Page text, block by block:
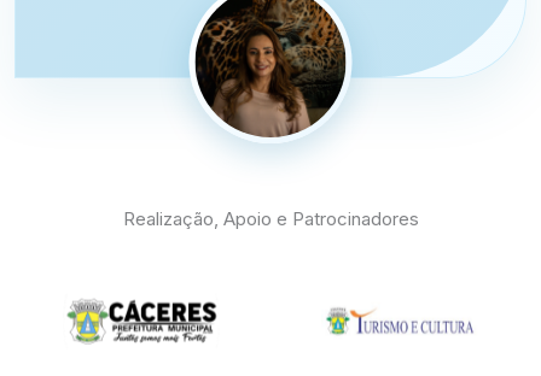
Nesta edição, celebramos também a valorização da
mulher, com o resgate da Pesca Feminina
Motorizada, um espaço especial dedicado às
pescadoras esportivas. Em uma gestão conduzida
por uma prefeita mulher, Eliene Liberato Dias, e com
compromisso com a participação feminina, o
espaços, inclusive no esporte, na cultura e na gestão
pública.
Realização, Apoio e Patrocinadores